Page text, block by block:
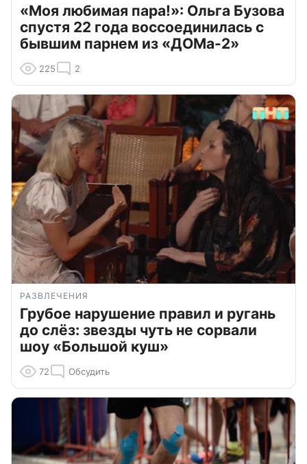
«Моя любимая пара!»: Ольга Бузова
спустя 22 года воссоединилась с
бывшим парнем из «ДОМа-2»
225 2
РАЗВЛЕЧЕНИЯ
Грубое нарушение правил и ругань
до слёз: звезды чуть не сорвали
шоу «Большой куш»
72 Обсудить